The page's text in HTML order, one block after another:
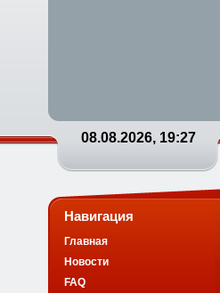
08.08.2026, 19:27
Навигация
Главная
Новости
FAQ